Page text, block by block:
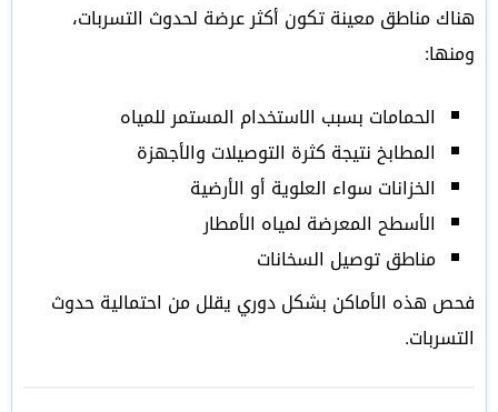
هناك مناطق معينة تكون أكثر عرضة لحدوث التسربات،
ومنها:
الحمامات بسبب الاستخدام المستمر للمياه
المطابخ نتيجة كثرة التوصيلات والأجهزة
الخزانات سواء العلوية أو الأرضية
الأسطح المعرضة لمياه الأمطار
مناطق توصيل السخانات
فحص هذه الأماكن بشكل دوري يقلل من احتمالية حدوث
التسربات.